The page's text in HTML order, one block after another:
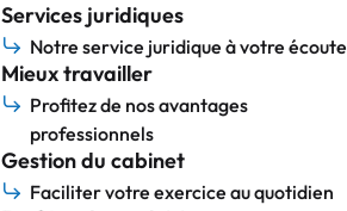
Services juridiques
Notre service juridique à votre écoute
Mieux travailler
Profitez de nos avantages
professionnels
Gestion du cabinet
Faciliter votre exercice au quotidien